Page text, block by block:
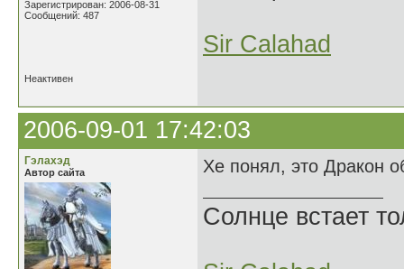
Зарегистрирован: 2006-08-31
Сообщений: 487
Sir Calahad
Неактивен
2006-09-01 17:42:03
Гэлахэд
Автор сайта Хе понял, это Дракон
Солнце встает